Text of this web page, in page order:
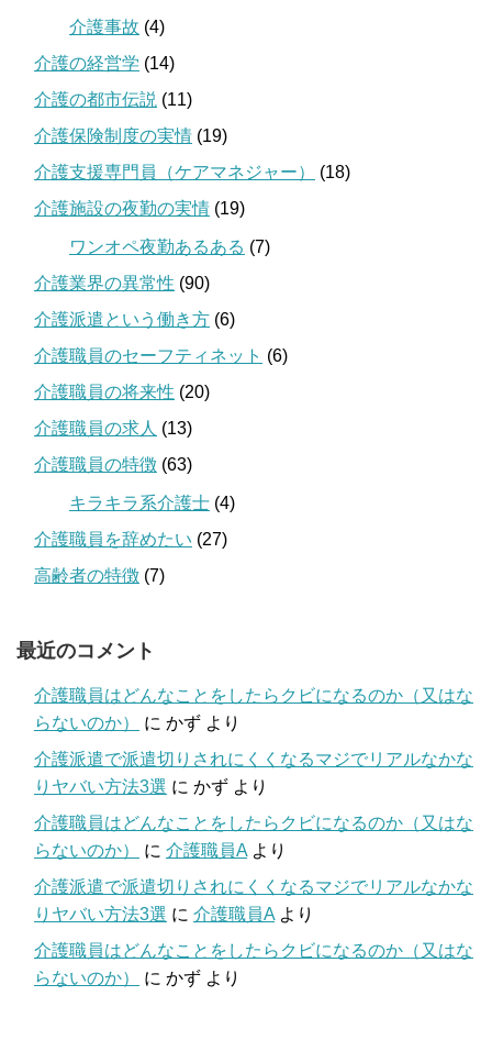
介護事故 (4)
介護の経営学 (14)
介護の都市伝説 (11)
介護保険制度の実情 (19)
介護支援専門員（ケアマネジャー）
(18)
介護施設の夜勤の実情 (19)
ワンオペ夜勤あるある (7)
介護業界の異常性 (90)
介護派遣という働き方 (6)
介護職員のセーフティネット (6)
介護職員の将来性 (20)
介護職員の求人 (13)
介護職員の特徴 (63)
キラキラ系介護士 (4)
介護職員を辞めたい (27)
高齢者の特徴 (7)
最近のコメント
介護職員はどんなことをしたらクビになるのか（又はな
らないのか）
に かず より
介護派遣で派遣切りされにくくなるマジでリアルなかな
りヤバい方法3選 に かず より
介護職員はどんなことをしたらクビになるのか（又はな
らないのか）
に 介護職員A より
介護派遣で派遣切りされにくくなるマジでリアルなかな
りヤバい方法3選 に 介護職員A より
介護職員はどんなことをしたらクビになるのか（又はな
らないのか）
に かず より